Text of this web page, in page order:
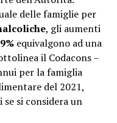
delle famiglie per
, gli aumenti
equivalgono ad una
il Codacons –
per la famiglia
del 2021,
se si considera un